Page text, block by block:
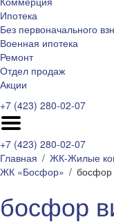
Ипотека
Без первоначального
Военная ипотека
Ремонт
Отдел продаж
Акции
+7 (423) 280-02-07
+7 (423) 280-02-07
Главная
ЖК-Жилые
ЖК «Босфор»
босфор
босфор